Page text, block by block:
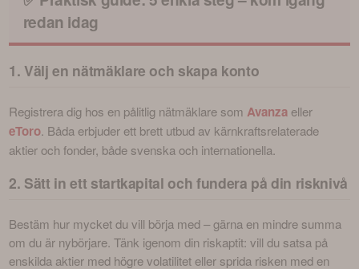
redan idag
1. Välj en nätmäklare och skapa konto
Registrera dig hos en pålitlig nätmäklare som Avanza
eToro. Båda erbjuder ett brett utbud av kärnkraftsrelaterade
aktier och fonder, både svenska och internationella.
2. Sätt in ett startkapital och fundera på din risknivå
Bestäm hur mycket du vill börja med – gärna en mindre summa
om du är nybörjare. Tänk igenom din riskaptit: vill du satsa på
enskilda aktier med högre volatilitet eller sprida risken med en